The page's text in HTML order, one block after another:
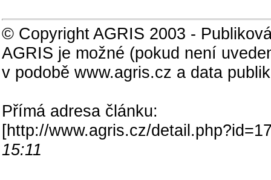
© Copyright AGRIS 2003 -
AGRIS je možné (pokud není
v podobě www.agris.cz a data
Přímá adresa článku:
[http://www.agris.cz/
15:11